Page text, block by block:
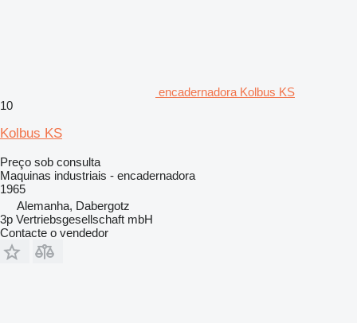
encadernadora Kolbus KS
10
Kolbus KS
Preço sob consulta
Maquinas industriais - encadernadora
1965
Alemanha, Dabergotz
3p Vertriebsgesellschaft mbH
Contacte o vendedor